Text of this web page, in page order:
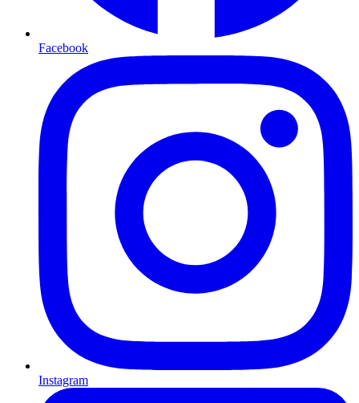
Facebook
Instagram